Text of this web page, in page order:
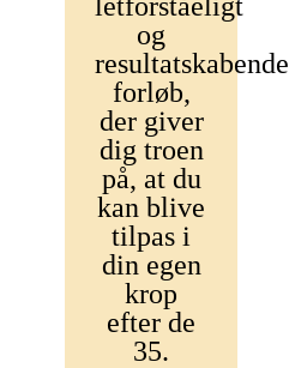
og
resultatskabende
forløb,
der giver
dig troen
på, at du
kan blive
tilpas i
din egen
krop
efter de
35.